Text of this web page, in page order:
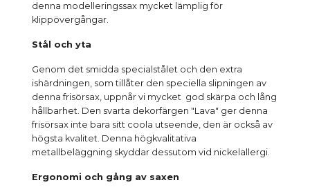
denna modelleringssax mycket lämplig för
klippövergångar.
Stål och yta
Genom det smidda specialstålet och den extra
ishärdningen, som tillåter den speciella slipningen av
denna frisörsax, uppnår vi mycket god skärpa och lång
hållbarhet. Den svarta dekorfärgen "Lava" ger denna
frisörsax inte bara sitt coola utseende, den är också av
högsta kvalitet. Denna högkvalitativa
metallbeläggning skyddar dessutom vid nickelallergi.
Ergonomi och gång av saxen